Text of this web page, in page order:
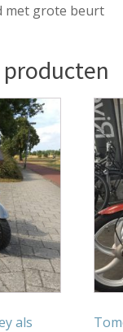
met grote beurt
als